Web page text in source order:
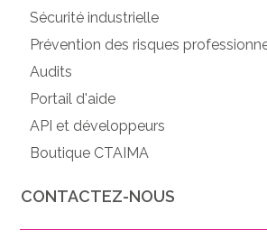
Sécurité industrielle
Prévention des risques
Audits
Portail d'aide
API et développeurs
Boutique CTAIMA
CONTACTEZ-NOUS